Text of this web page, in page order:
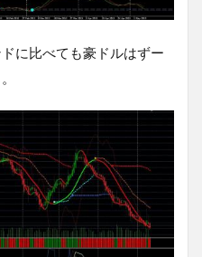
に比べても豪ドルはずー